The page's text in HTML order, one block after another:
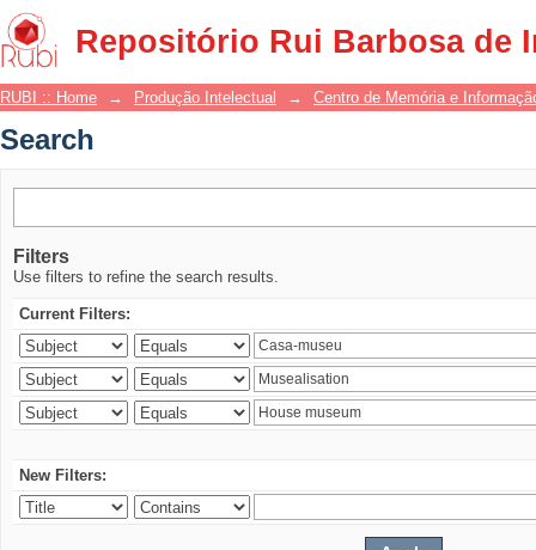
Repositório Rui Barbosa de
Search
RUBI :: Home → Produção Intelectual → Centro de Memória e
Search
Filters
Use filters to refine the search results.
Current Filters:
New Filters: